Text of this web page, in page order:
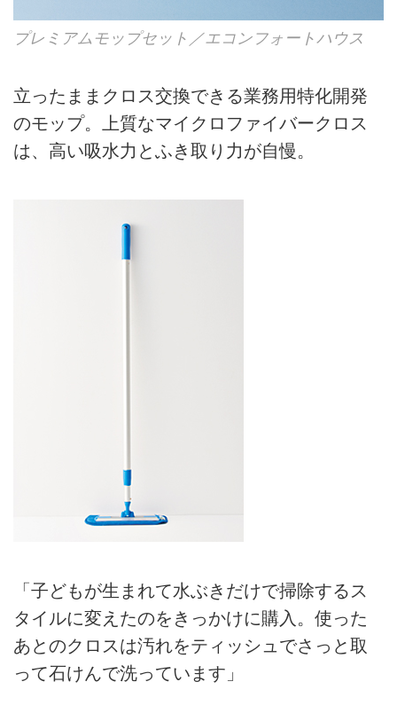
プレミアムモップセット／エコンフォートハウス
立ったままクロス交換できる業務用特化開発
のモップ。上質なマイクロファイバークロス
は、高い吸水力とふき取り力が自慢。
「子どもが生まれて水ぶきだけで掃除するス
タイルに変えたのをきっかけに購入。使った
あとのクロスは汚れをティッシュでさっと取
って石けんで洗っています」